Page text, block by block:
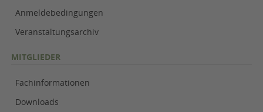
Anmeldebedingungen
Veranstaltungsarchiv
MITGLIEDER
Fachinformationen
Downloads